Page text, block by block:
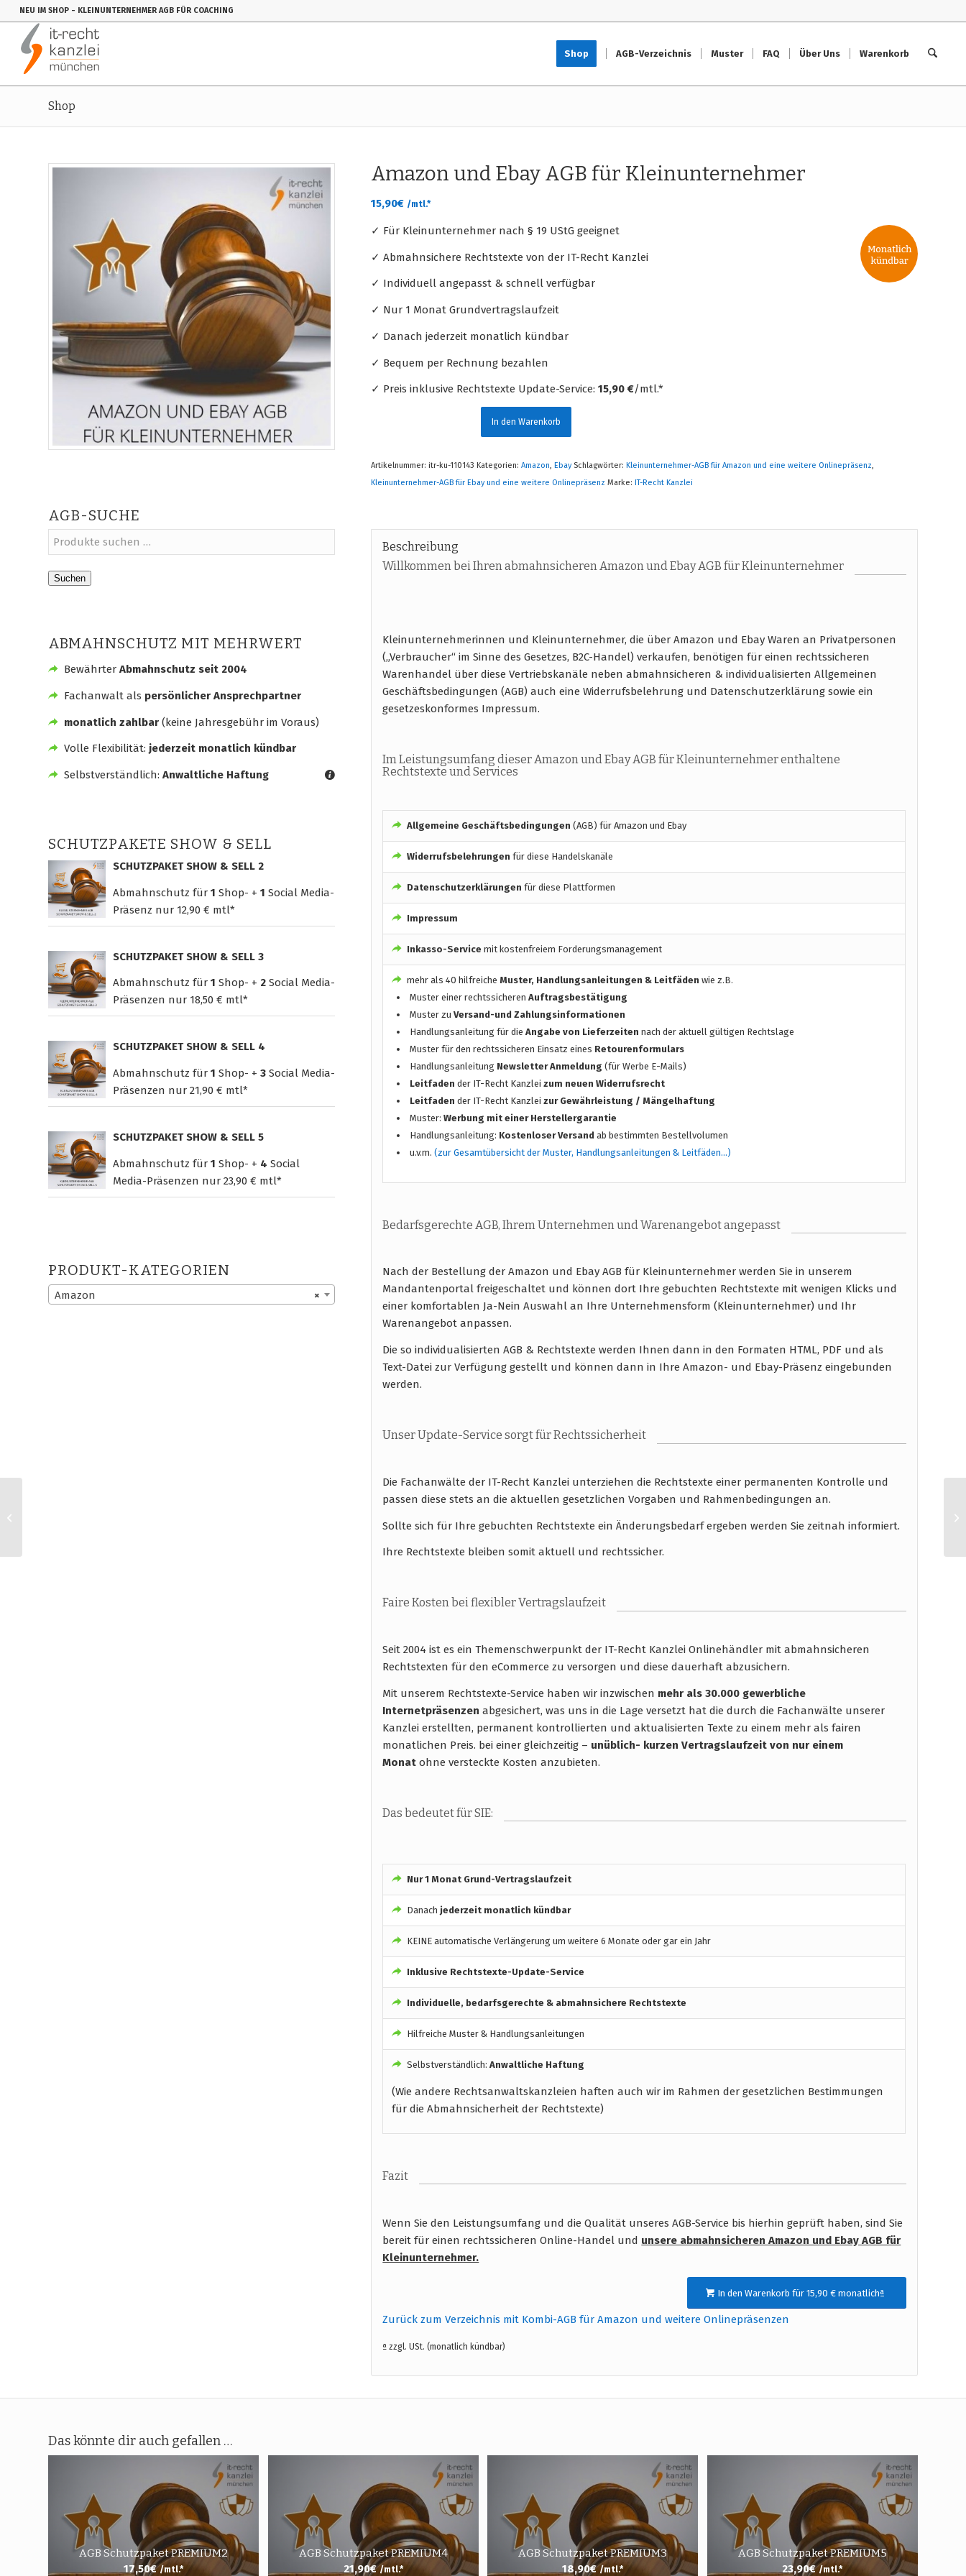
NEU IM SHOP - KLEINUNTERNEHMER AGB FÜR COACHING
Shop AGB-Verzeichnis Muster FAQ Über Uns Warenkorb
Shop
AGB-SUCHE
Suchen
ABMAHNSCHUTZ MIT MEHRWERT
BewährterAbmahnschutz seit 2004
Fachanwalt als persönlicher Ansprechpartner
monatlich zahlbar(keine Jahresgebühr im Voraus)
Volle Flexibilität: jederzeit monatlich kündbar
Selbstverständlich: Anwaltliche Haftung
SCHUTZPAKETE SHOW & SELL
SCHUTZPAKET SHOW & SELL 2
Abmahnschutz für 1 Shop- + 1 Social Media-
Präsenz nur 12,90 € mtl*
SCHUTZPAKET SHOW & SELL 3
Abmahnschutz für 1 Shop- + 2 Social Media-
Präsenzen nur 18,50 € mtl*
SCHUTZPAKET SHOW & SELL 4
Abmahnschutz für 1 Shop- + 3 Social Media-
Präsenzen nur 21,90 € mtl*
SCHUTZPAKET SHOW & SELL 5
Abmahnschutz für 1 Shop- + 4 Social
Media-Präsenzen nur 23,90 € mtl*
PRODUKT-KATEGORIEN
×
Amazon
Amazon und Ebay AGB für Kleinunternehmer
15,90€ /mtl.*
✓ Für Kleinunternehmer nach § 19 UStG geeignet
✓ Abmahnsichere Rechtstexte von der IT-Recht Kanzlei
✓ Individuell angepasst & schnell verfügbar
✓ Nur 1 Monat Grundvertragslaufzeit
✓ Danach jederzeit monatlich kündbar
✓ Bequem per Rechnung bezahlen
✓ Preis inklusive Rechtstexte Update-Service:15,90 €/mtl.*
In den Warenkorb
Artikelnummer:itr-ku-110143 Kategorien:Amazon,Ebay Schlagwörter:Kleinunternehmer-AGB für Amazon und eine weitere Onlinepräsenz,
Kleinunternehmer-AGB für Ebay und eine weitere Onlinepräsenz Marke:IT-Recht Kanzlei
Beschreibung
Willkommen bei Ihren abmahnsicheren Amazon und Ebay AGB für Kleinunternehmer
Kleinunternehmerinnen und Kleinunternehmer, die über Amazon und Ebay Waren an Privatpersonen
(„Verbraucher“ im Sinne des Gesetzes, B2C-Handel) verkaufen, benötigen für einen rechtssicheren
Warenhandel über diese Vertriebskanäle neben abmahnsicheren & individualisierten Allgemeinen
Geschäftsbedingungen (AGB) auch eine Widerrufsbelehrung und Datenschutzerklärung sowie ein
gesetzeskonformes Impressum.
Im Leistungsumfang dieser Amazon und Ebay AGB für Kleinunternehmer enthaltene
Rechtstexte und Services
Allgemeine Geschäftsbedingungen (AGB) für Amazon und Ebay
Widerrufsbelehrungen für diese Handelskanäle
Datenschutzerklärungen für diese Plattformen
Impressum
Inkasso-Service mit kostenfreiem Forderungsmanagement
mehr als 40 hilfreiche Muster, Handlungsanleitungen & Leitfäden wie z.B.
Muster einer rechtssicherenAuftragsbestätigung
Muster zuVersand-und Zahlungsinformationen
Handlungsanleitung für dieAngabe von Lieferzeiten nach der aktuell gültigen Rechtslage
Muster für den rechtssicheren Einsatz eines Retourenformulars
Handlungsanleitung Newsletter Anmeldung(für Werbe E-Mails)
Leitfaden der IT-Recht Kanzleizum neuen Widerrufsrecht
Leitfaden der IT-Recht Kanzleizur Gewährleistung / Mängelhaftung
Muster:Werbung mit einer Herstellergarantie
Handlungsanleitung: Kostenloser Versand ab bestimmten Bestellvolumen
u.v.m.(zur Gesamtübersicht der Muster, Handlungsanleitungen & Leitfäden…)
Bedarfsgerechte AGB, Ihrem Unternehmen und Warenangebot angepasst
Nach der Bestellung der Amazon und Ebay AGB für Kleinunternehmer werden Sie in unserem
Mandantenportal freigeschaltet und können dort Ihre gebuchten Rechtstexte mit wenigen Klicks und
einer komfortablen Ja-Nein Auswahl an Ihre Unternehmensform (Kleinunternehmer) und Ihr
Warenangebot anpassen.
Die so individualisierten AGB & Rechtstexte werden Ihnen dann in den Formaten HTML, PDF und als
Text-Datei zur Verfügung gestellt und können dann in Ihre Amazon- und Ebay-Präsenz eingebunden
werden.
Unser Update-Service sorgt für Rechtssicherheit
Die Fachanwälte der IT-Recht Kanzlei unterziehen die Rechtstexte einer permanenten Kontrolle und
passen diese stets an die aktuellen gesetzlichen Vorgaben und Rahmenbedingungen an.
Sollte sich für Ihre gebuchten Rechtstexte ein Änderungsbedarf ergeben werden Sie zeitnah informiert.
Ihre Rechtstexte bleiben somit aktuell und rechtssicher.
Faire Kosten bei flexibler Vertragslaufzeit
Seit 2004 ist es ein Themenschwerpunkt der IT-Recht Kanzlei Onlinehändler mit abmahnsicheren
Rechtstexten für den eCommerce zu versorgen und diese dauerhaft abzusichern.
Mit unserem Rechtstexte-Service haben wir inzwischen mehr als 30.000 gewerbliche
Internetpräsenzen abgesichert, was uns in die Lage versetzt hat die durch die Fachanwälte unserer
Kanzlei erstellten, permanent kontrollierten und aktualisierten Texte zu einem mehr als fairen
monatlichen Preis. bei einer gleichzeitig – unüblich- kurzen Vertragslaufzeit von nur einem
Monatohne versteckte Kosten anzubieten.
Das bedeutet für SIE:
Nur 1 Monat Grund-Vertragslaufzeit
Danach jederzeit monatlich kündbar
KEINE automatische Verlängerung um weitere 6 Monate oder gar ein Jahr
Inklusive Rechtstexte-Update-Service
Individuelle, bedarfsgerechte & abmahnsichere Rechtstexte
Hilfreiche Muster & Handlungsanleitungen
Selbstverständlich: Anwaltliche Haftung
(Wie andere Rechtsanwaltskanzleien haften auch wir im Rahmen der gesetzlichen Bestimmungen
für die Abmahnsicherheit der Rechtstexte)
Fazit
Wenn Sie den Leistungsumfang und die Qualität unseres AGB-Service bis hierhin geprüft haben, sind Sie
bereit für einen rechtssicheren Online-Handel und unsere abmahnsicheren Amazon und Ebay AGB für
Kleinunternehmer.
In den Warenkorb für 15,90 € monatlichª
Zurück zum Verzeichnis mit Kombi-AGB für Amazon und weitere Onlinepräsenzen
ª zzgl. USt. (monatlich kündbar)
Das könnte dir auch gefallen …
AGB Schutzpaket PREMIUM2
17,50€ /mtl.*
AGB Schutzpaket PREMIUM4
21,90€ /mtl.*
AGB Schutzpaket PREMIUM3
18,90€ /mtl.*
AGB Schutzpaket PREMIUM5
23,90€ /mtl.*